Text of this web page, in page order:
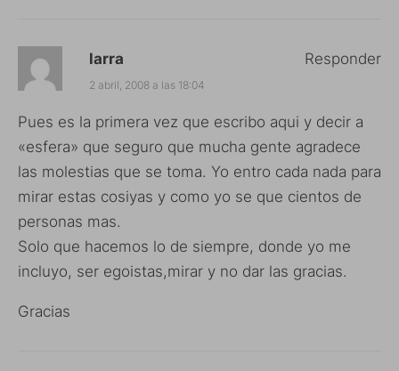
larra
2 abril, 2008 a las 18:04
Pues es la primera vez que escribo aqui y decir a
«esfera» que seguro que mucha gente agradece
las molestias que se toma. Yo entro cada nada para
mirar estas cosiyas y como yo se que cientos de
personas mas.
Solo que hacemos lo de siempre, donde yo me
incluyo, ser egoistas,mirar y no dar las gracias.
Gracias
Responder